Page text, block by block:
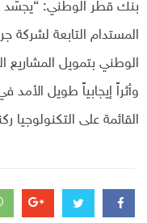
بنك قطر الوطني: “يجسّد
المستدام التابعة لشركة
الوطني بتمويل
وأثراً إيجابياً طويل
القائمة على التكنولوجيا